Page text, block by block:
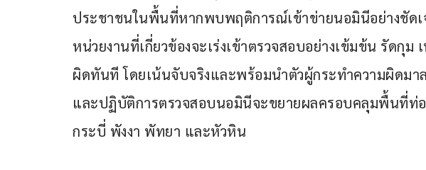
ประชาชนในพื้นที่หากพบพฤติการณ์เข้าข่ายนอมินีอย่างชัด
หน่วยงานที่เกี่ยวข้องจะเร่งเข้าตรวจสอบอย่างเข้มข้น รัดกุ
ผิดทันที โดยเน้นจับจริงและพร้อมนำตัวผู้กระทำความผิดม
และปฏิบัติการตรวจสอบนอมินีจะขยายผลครอบคลุมพื้นที่ท่อ
กระบี่ พังงา พัทยา และหัวหิน